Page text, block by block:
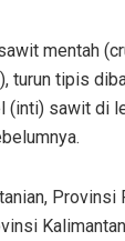
mentah
turun tipis
(inti) sawit di
Provinsi
Kalimantan